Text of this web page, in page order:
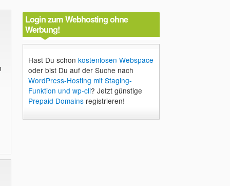
Login zum Webhosting ohne
Werbung!
Hast Du schon kostenlosen Webspace
oder bist Du auf der Suche nach
WordPress-Hosting mit Staging-
Funktion und wp-cli? Jetzt günstige
Prepaid Domainsregistrieren!